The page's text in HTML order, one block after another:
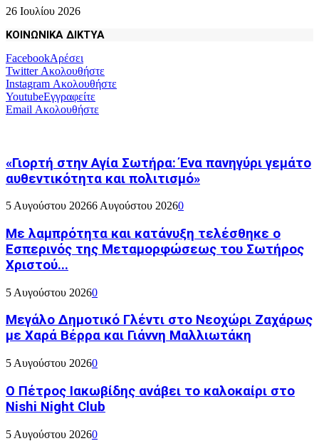
26 Ιουλίου 2026
ΚΟΙΝΩΝΙΚΑ ΔΙΚΤΥΑ
FacebookΑρέσει
TwitterΑκολουθήστε
Instagram Ακολουθήστε
YoutubeΕγγραφείτε
Email Ακολουθήστε
«Γιορτή στην Αγία Σωτήρα: Ένα πανηγύρι γεμάτο
αυθεντικότητα και πολιτισμό»
5 Αυγούστου 20266 Αυγούστου 20260
Με λαμπρότητα και κατάνυξη τελέσθηκε ο
Εσπερινός της Μεταμορφώσεως του Σωτήρος
Χριστού...
5 Αυγούστου 20260
Μεγάλο Δημοτικό Γλέντι στο Νεοχώρι Ζαχάρως
με Χαρά Βέρρα και Γιάννη Μαλλιωτάκη
5 Αυγούστου 20260
Ο Πέτρος Ιακωβίδης ανάβει το καλοκαίρι στο
Nishi Night Club
5 Αυγούστου 20260